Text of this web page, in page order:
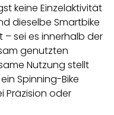
keine Einzelaktivität
dieselbe Smartbike
sei es innerhalb der
genutzten
Nutzung stellt
Spinning-Bike
Präzision oder